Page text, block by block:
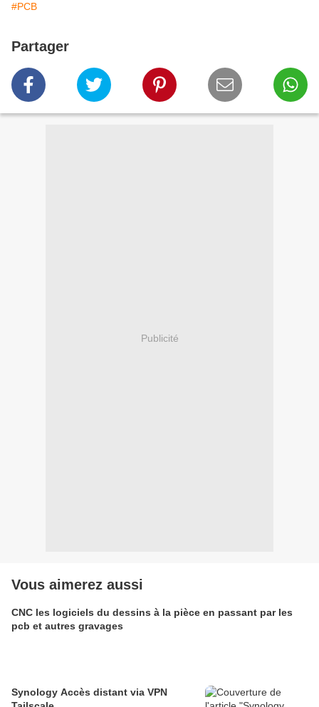
#PCB
Partager
Publicité
Vous aimerez aussi
CNC les logiciels du dessins à la pièce en passant par les
pcb et autres gravages
Synology Accès distant via VPN